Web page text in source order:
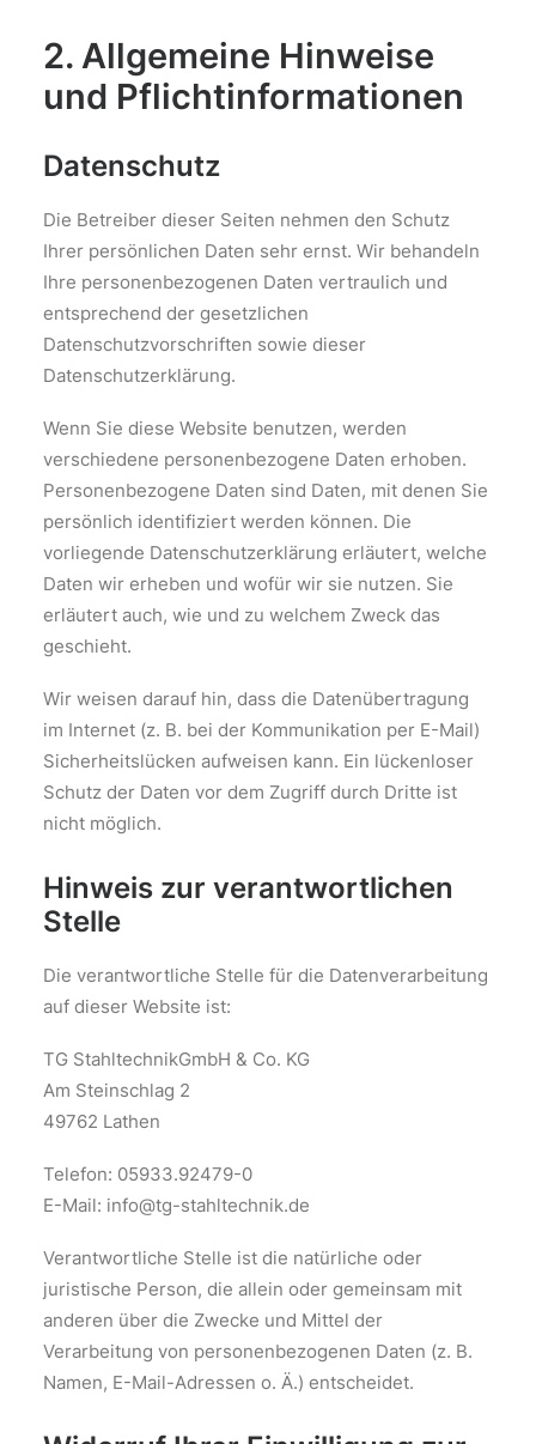
2. Allgemeine Hinweise
und Pflichtinformationen
Datenschutz
Die Betreiber dieser Seiten nehmen den Schutz
Ihrer persönlichen Daten sehr ernst. Wir behandeln
Ihre personenbezogenen Daten vertraulich und
entsprechend der gesetzlichen
Datenschutzvorschriften sowie dieser
Datenschutzerklärung.
Wenn Sie diese Website benutzen, werden
verschiedene personenbezogene Daten erhoben.
Personenbezogene Daten sind Daten, mit denen Sie
persönlich identifiziert werden können. Die
vorliegende Datenschutzerklärung erläutert, welche
Daten wir erheben und wofür wir sie nutzen. Sie
erläutert auch, wie und zu welchem Zweck das
geschieht.
Wir weisen darauf hin, dass die Datenübertragung
im Internet (z. B. bei der Kommunikation per E-Mail)
Sicherheitslücken aufweisen kann. Ein lückenloser
Schutz der Daten vor dem Zugriff durch Dritte ist
nicht möglich.
Hinweis zur verantwortlichen
Stelle
Die verantwortliche Stelle für die Datenverarbeitung
auf dieser Website ist:
TG StahltechnikGmbH & Co. KG
Am Steinschlag 2
49762 Lathen
Telefon: 05933.92479-0
E-Mail: info@tg-stahltechnik.de
Verantwortliche Stelle ist die natürliche oder
juristische Person, die allein oder gemeinsam mit
anderen über die Zwecke und Mittel der
Verarbeitung von personenbezogenen Daten (z. B.
Namen, E-Mail-Adressen o. Ä.) entscheidet.